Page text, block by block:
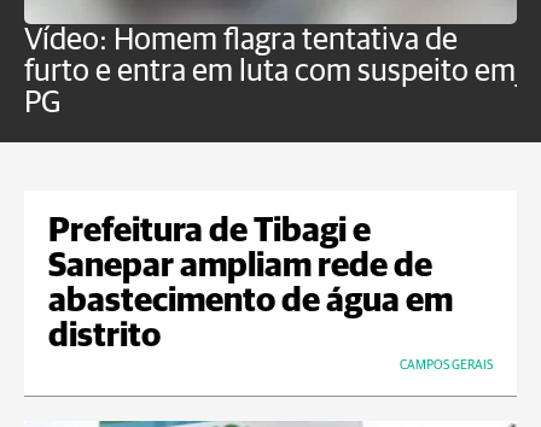
Vídeo: Homem flagra tentativa de
furto e entra em luta com suspeito em
PG
Prefeitura de Tibagi e
Sanepar ampliam rede de
abastecimento de água em
distrito
CAMPOS GERAIS